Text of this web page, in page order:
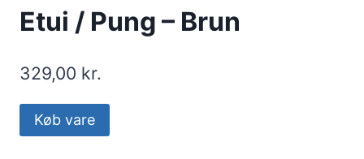
Etui / Pung – Brun
329,00 kr.
Køb vare